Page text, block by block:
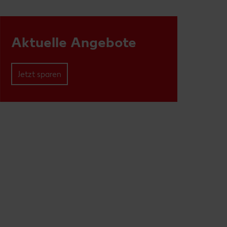
Aktuelle Angebote
Jetzt sparen